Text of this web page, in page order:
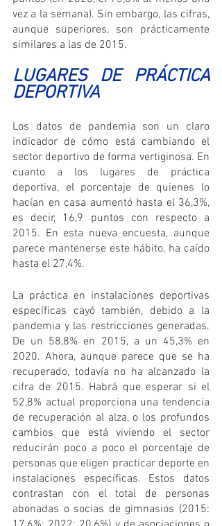
vez a la semana). Sin embargo, las cifras,
aunque superiores, son prácticamente
similares a las de 2015.
LUGARES DE PRÁCTICA
DEPORTIVA
Los datos de pandemia son un claro
indicador de cómo está cambiando el
sector deportivo de forma vertiginosa. En
cuanto a los lugares de práctica
deportiva, el porcentaje de quienes lo
hacían en casa aumentó hasta el 36,3%,
es decir, 16,9 puntos con respecto a
2015. En esta nueva encuesta, aunque
parece mantenerse este hábito, ha caído
hasta el 27,4%.
La práctica en instalaciones deportivas
específicas cayó también, debido a la
pandemia y las restricciones generadas.
De un 58,8% en 2015, a un 45,3% en
2020. Ahora, aunque parece que se ha
recuperado, todavía no ha alcanzado la
cifra de 2015. Habrá que esperar si el
52,8% actual proporciona una tendencia
de recuperación al alza, o los profundos
cambios que está viviendo el sector
reducirán poco a poco el porcentaje de
personas que eligen practicar deporte en
instalaciones específicas. Estos datos
contrastan con el total de personas
abonadas o socias de gimnasios (2015: